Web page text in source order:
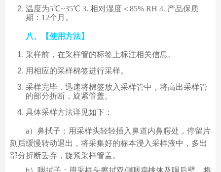
温度为5℃~35℃ 3. 相对湿度＜85% RH 4. 产品保质
期：12个月。
八、【使用方法】
采样前，在采样管的标签上标注相关信息。
用相应的采样棉签进行采样。
采样完毕，迅速将棉签放入采样管中，将高出采样管
的部分折断，旋紧管盖。
具体采样方法详见如下：
a）鼻拭子：用采样头轻轻插入鼻道内鼻腭处，停留片
刻后缓慢转动退出，将采集好的标本浸入采样液中，多出
部分折断丢弃，旋紧采样管盖。
b）咽拭子：用采样头擦拭双侧咽扁桃体及咽后壁，将